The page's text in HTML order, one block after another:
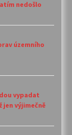
nedošlo
územního
vypadat
výjimečně